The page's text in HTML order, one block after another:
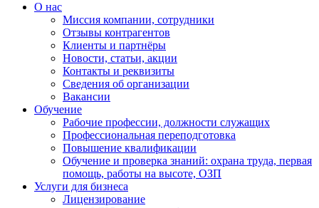
О нас
Миссия компании, сотрудники
Отзывы контрагентов
Клиенты и партнёры
Новости, статьи, акции
Контакты и реквизиты
Сведения об организации
Вакансии
Обучение
Рабочие профессии, должности служащих
Профессиональная переподготовка
Повышение квалификации
Обучение и проверка знаний: охрана труда, первая
помощь, работы на высоте, ОЗП
Услуги для бизнеса
Лицензирование